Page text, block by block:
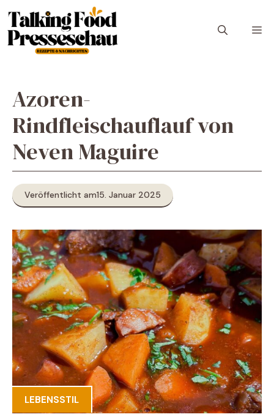
Inhalt
springen
Azoren-
Rindfleischauflauf von
Neven Maguire
Veröffentlicht am15. Januar 2025
LEBENSSTIL